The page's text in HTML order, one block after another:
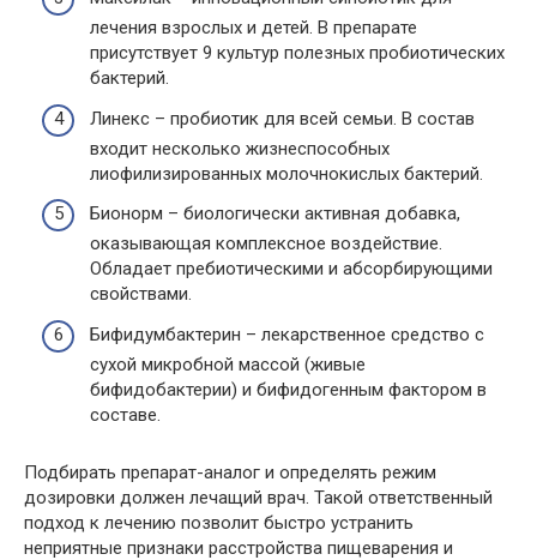
лечения взрослых и детей. В препарате
присутствует 9 культур полезных пробиотических
бактерий.
Линекс – пробиотик для всей семьи. В состав
входит несколько жизнеспособных
лиофилизированных молочнокислых бактерий.
Бионорм – биологически активная добавка,
оказывающая комплексное воздействие.
Обладает пребиотическими и абсорбирующими
свойствами.
Бифидумбактерин – лекарственное средство с
сухой микробной массой (живые
бифидобактерии) и бифидогенным фактором в
составе.
Подбирать препарат-аналог и определять режим
дозировки должен лечащий врач. Такой ответственный
подход к лечению позволит быстро устранить
неприятные признаки расстройства пищеварения и